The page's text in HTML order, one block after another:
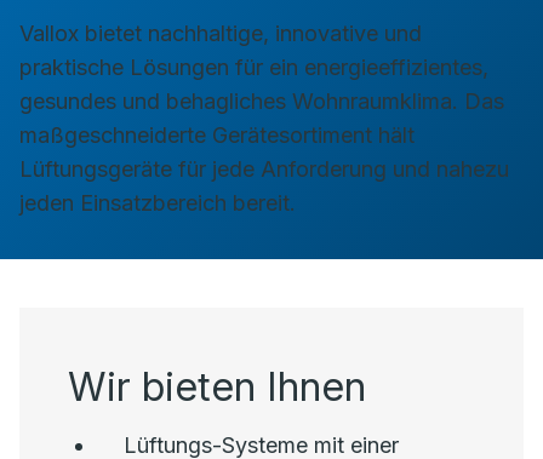
Vallox bietet nachhaltige, innovative und
praktische Lösungen für ein energieeffizientes,
gesundes und behagliches Wohnraumklima. Das
maßgeschneiderte Gerätesortiment hält
Lüftungsgeräte für jede Anforderung und nahezu
jeden Einsatzbereich bereit.
Wir bieten Ihnen
Lüftungs-Systeme mit einer